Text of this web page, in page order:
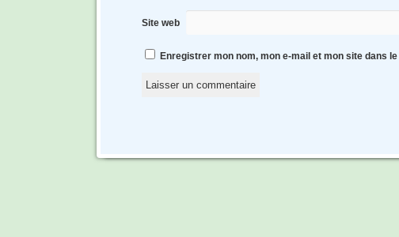
Site web
Enregistrer mon nom, mon e-mail et mon site dans